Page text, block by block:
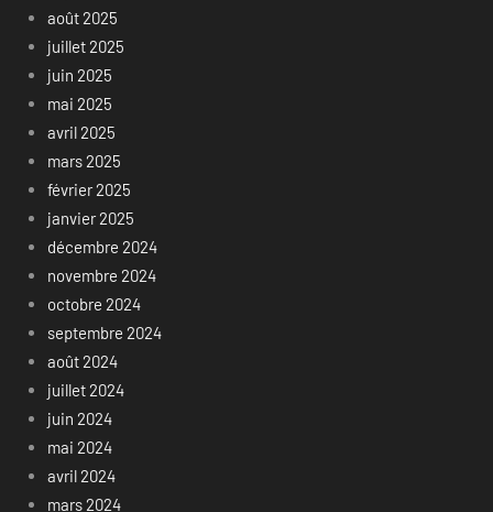
août 2025
juillet 2025
juin 2025
mai 2025
avril 2025
mars 2025
février 2025
janvier 2025
décembre 2024
novembre 2024
octobre 2024
septembre 2024
août 2024
juillet 2024
juin 2024
mai 2024
avril 2024
mars 2024